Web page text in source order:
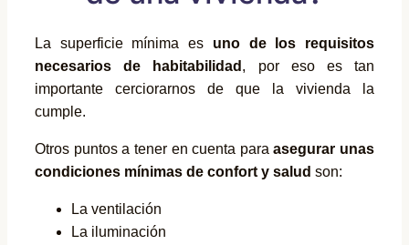
La superficie mínima es uno de los requisitos
necesarios de habitabilidad , por eso es tan
importante cerciorarnos de que la vivienda la
cumple.
Otros puntos a tener en cuenta paraasegurar unas
condiciones mínimas de confort y salud son:
La ventilación
La iluminación